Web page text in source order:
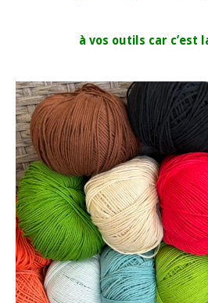
à vos outils car c’est